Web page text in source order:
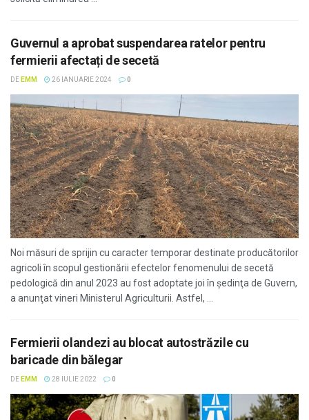
Guvernul a aprobat suspendarea ratelor pentru
fermierii afectați de secetă
DE EMM 26 IANUARIE 2024 0
Noi măsuri de sprijin cu caracter temporar destinate producătorilor
agricoli în scopul gestionării efectelor fenomenului de secetă
pedologică din anul 2023 au fost adoptate joi în şedinţa de Guvern,
a anunţat vineri Ministerul Agriculturii. Astfel, ...
Fermierii olandezi au blocat autostrăzile cu
baricade din bălegar
DE EMM 28 IULIE 2022 0